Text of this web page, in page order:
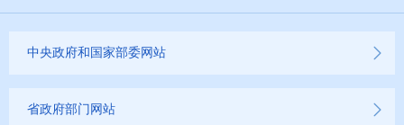
中央政府和国家部委网站
省政府部门网站